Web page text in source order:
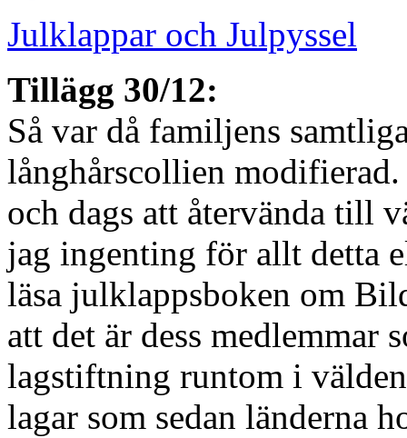
Julklappar och Julpyssel
Tillägg 30/12:
Så var då familjens
långhårscollien
och dags att återvända till
jag ingenting för allt detta
läsa julklappsboken om
att det är dess medlemmar
lagstiftning runtom i
lagar som sedan länderna